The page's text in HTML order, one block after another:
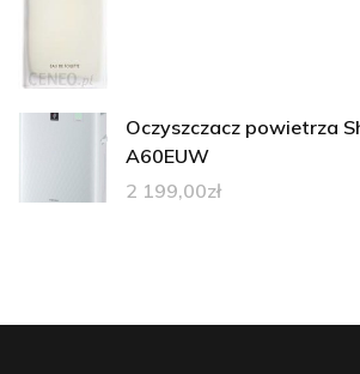
Oczyszczacz powietrza
A60EUW
2 199,00zł